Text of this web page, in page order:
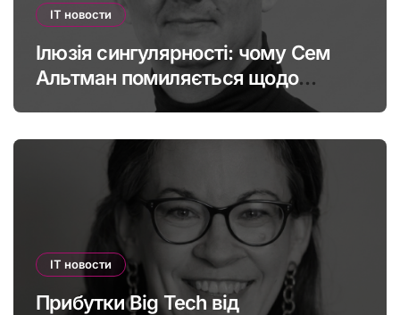
IT новости
Ілюзія сингулярності: чому Сем
Альтман помиляється щодо
штучного інтелекту
IT новости
Прибутки Big Tech від